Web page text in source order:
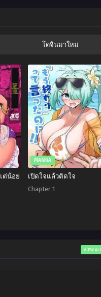
โดจินมาใหม่
ต่น้อย
MANGA
เปิดใจแล้วติดใจ
Chapter 1
VIEW ALL